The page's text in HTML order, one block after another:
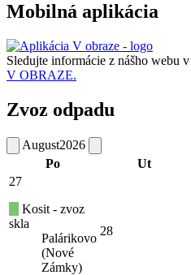
Mobilná aplikácia
Sledujte informácie z nášho webu v
V OBRAZE.
Zvoz odpadu
August2026
Po
Ut
27
Kosit - zvoz
skla
Palárikovo
(Nové
Zámky)
28